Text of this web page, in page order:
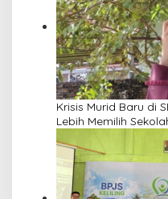
Krisis Murid Baru di
Lebih Memilih